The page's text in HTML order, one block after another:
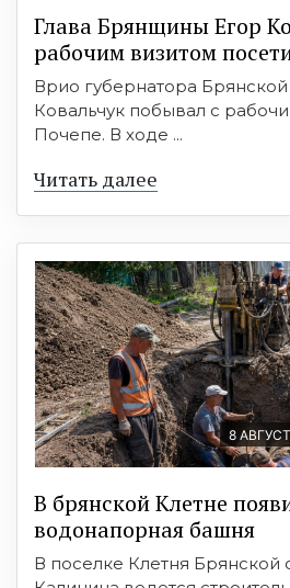
Глава Брянщины Егор
рабочим визитом
Врио губернатора Брянской
Ковальчук побывал с
Почепе. В ходе ...
Читать далее
8
В брянской Клетне
водонапорная башня
В поселке Клетня Брянской